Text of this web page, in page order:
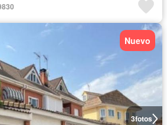
3fotos
Nuevo